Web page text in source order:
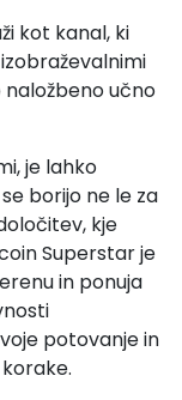
kot kanal, ki
naložbeno učno
je lahko
borijo ne le za
kje
Superstar je
in ponuja
potovanje in